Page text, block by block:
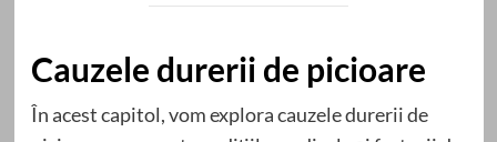
Cauzele durerii de picioare
În acest capitol, vom explora cauzele durerii de